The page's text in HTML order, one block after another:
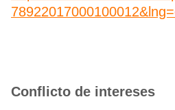
Conflicto de intereses